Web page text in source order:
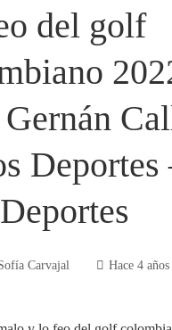
del golf
Gernán
Deportes
Deportes
Carvajal Hace 4 años